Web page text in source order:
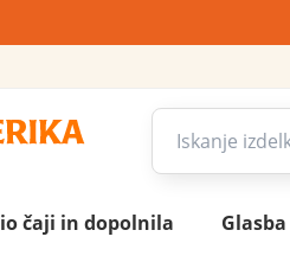
čaji in dopolnila Glasba